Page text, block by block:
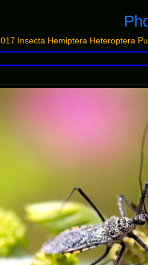
017 Insecta Hemiptera Heteroptera